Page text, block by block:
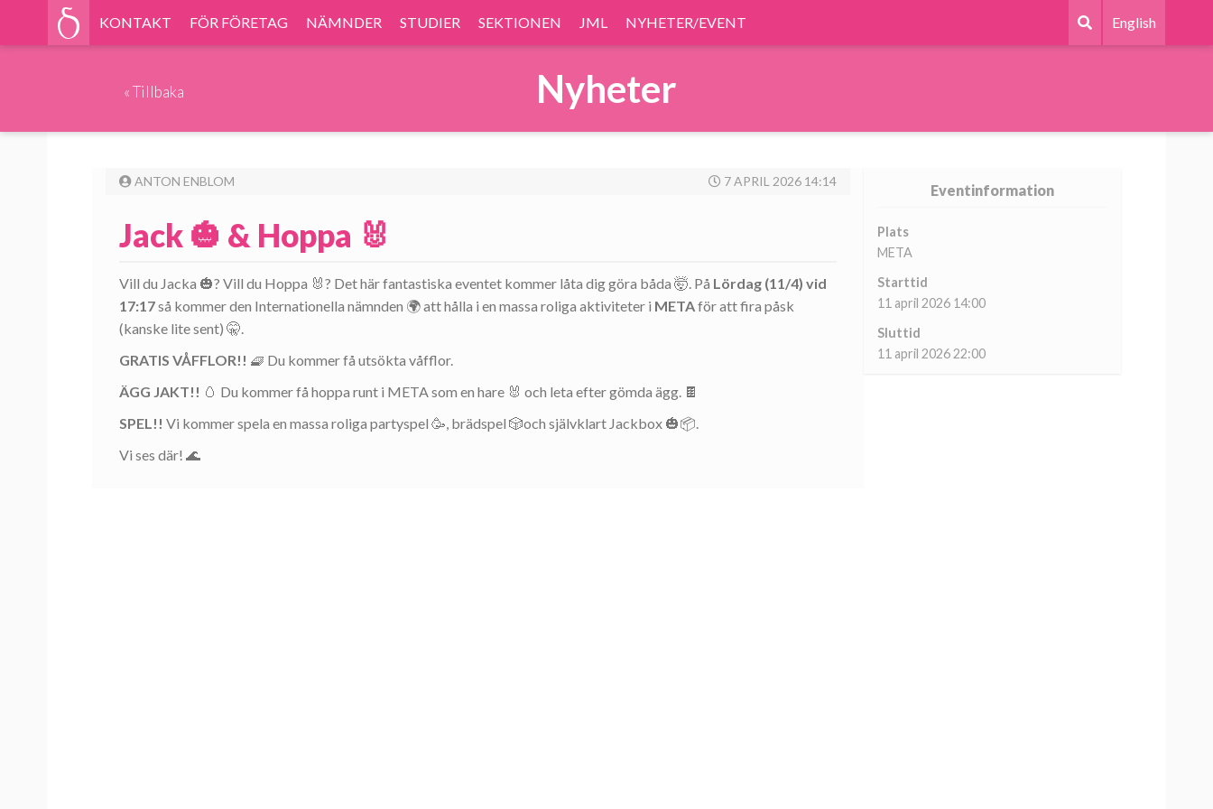
KONTAKT FÖR FÖRETAG NÄMNDER STUDIER SEKTIONEN JML NYHETER/EVENT English
«Tillbaka Nyheter
ANTON ENBLOM 7 APRIL 2026 14:14
Jack 🎃 & Hoppa 🐰
Vill du Jacka 🎃? Vill du Hoppa 🐰? Det här fantastiska eventet kommer låta dig göra båda 🤯. På Lördag (11/4) vid
17:17så kommer den Internationella nämnden 🌍 att hålla i en massa roliga aktiviteter i METAför att fira påsk
(kanske lite sent) 🤫.
GRATIS VÅFFLOR!! 🧇 Du kommer få utsökta våfflor.
ÄGG JAKT!! 🥚 Du kommer få hoppa runt i META som en hare 🐰 och leta efter gömda ägg. 🍫
SPEL!! Vi kommer spela en massa roliga partyspel 🥳, brädspel 🎲och självklart Jackbox 🎃📦.
Vi ses där! 🌊
Eventinformation
Plats
META
Starttid
11 april 2026 14:00
Sluttid
11 april 2026 22:00